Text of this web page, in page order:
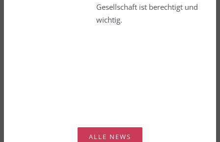
Gesellschaft ist berechtigt und
wichtig.
ALLE NEWS